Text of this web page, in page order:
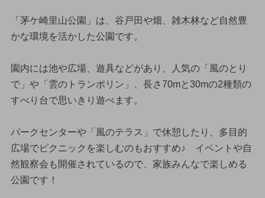
「茅ケ崎里山公園」は、谷戸田や畑、雑木林など自然豊
かな環境を活かした公園です。
園内には池や広場、遊具などがあり、人気の「風のとり
で」や「雲のトランポリン」、長さ70mと30mの2種類の
すべり台で思いきり遊べます。
パークセンターや「風のテラス」で休憩したり、多目的
広場でピクニックを楽しむのもおすすめ♪ イベントや自
然観察会も開催されているので、家族みんなで楽しめる
公園です！